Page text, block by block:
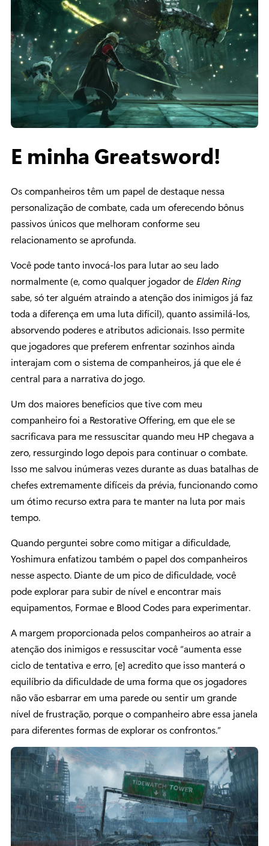
E minha Greatsword!
Os companheiros têm um papel de destaque nessa
personalização de combate, cada um oferecendo bônus
passivos únicos que melhoram conforme seu
relacionamento se aprofunda.
Você pode tanto invocá-los para lutar ao seu lado
normalmente (e, como qualquer jogador de Elden Ring
sabe, só ter alguém atraindo a atenção dos inimigos já faz
toda a diferença em uma luta difícil), quanto assimilá-los,
absorvendo poderes e atributos adicionais. Isso permite
que jogadores que preferem enfrentar sozinhos ainda
interajam com o sistema de companheiros, já que ele é
central para a narrativa do jogo.
Um dos maiores benefícios que tive com meu
companheiro foi a Restorative Offering, em que ele se
sacrificava para me ressuscitar quando meu HP chegava a
zero, ressurgindo logo depois para continuar o combate.
Isso me salvou inúmeras vezes durante as duas batalhas de
chefes extremamente difíceis da prévia, funcionando como
um ótimo recurso extra para te manter na luta por mais
tempo.
Quando perguntei sobre como mitigar a dificuldade,
Yoshimura enfatizou também o papel dos companheiros
nesse aspecto. Diante de um pico de dificuldade, você
pode explorar para subir de nível e encontrar mais
equipamentos, Formae e Blood Codes para experimentar.
A margem proporcionada pelos companheiros ao atrair a
atenção dos inimigos e ressuscitar você “aumenta esse
ciclo de tentativa e erro, [e] acredito que isso manterá o
equilíbrio da dificuldade de uma forma que os jogadores
não vão esbarrar em uma parede ou sentir um grande
nível de frustração, porque o companheiro abre essa janela
para diferentes formas de explorar os confrontos.”